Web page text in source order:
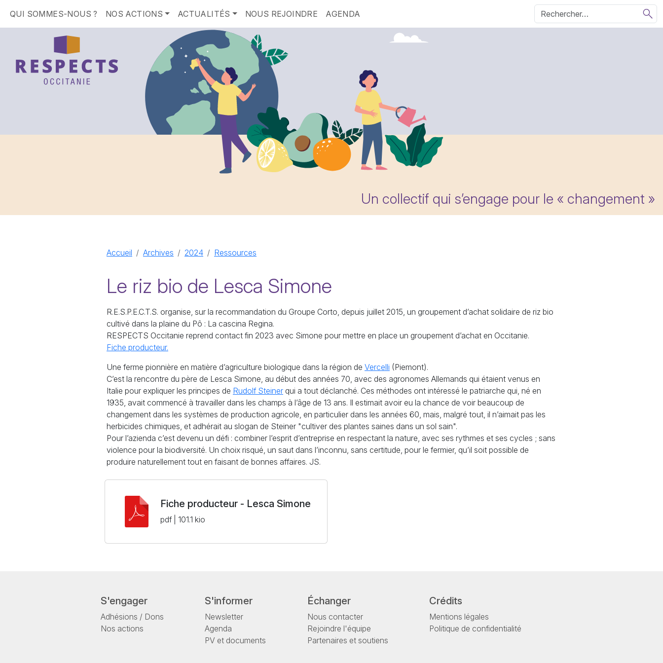
QUI SOMMES-NOUS ? NOS ACTIONS ACTUALITÉS NOUS REJOINDRE AGENDA
Un collectif qui s’engage pour le « changement »
Accueil Archives 2024 Ressources
Le riz bio de Lesca Simone
R.E.S.P.E.C.T.S. organise, sur la recommandation du Groupe Corto, depuis juillet 2015, un groupement d’achat solidaire de riz bio
cultivé dans la plaine du Pô : La cascina Regina.
RESPECTS Occitanie reprend contact fin 2023 avec Simone pour mettre en place un groupement d’achat en Occitanie.
Fiche producteur.
Une ferme pionnière en matière d’agriculture biologique dans la région de Vercelli (Piemont).
C’est la rencontre du père de Lesca Simone, au début des années 70, avec des agronomes Allemands qui étaient venus en
Italie pour expliquer les principes de Rudolf Steiner qui a tout déclanché. Ces méthodes ont intéressé le patriarche qui, né en
1935, avait commencé à travailler dans les champs à l’âge de 13 ans. Il estimait avoir eu la chance de voir beaucoup de
changement dans les systèmes de production agricole, en particulier dans les années 60, mais, malgré tout, il n’aimait pas les
herbicides chimiques, et adhérait au slogan de Steiner "cultiver des plantes saines dans un sol sain".
Pour l’azienda c’est devenu un défi : combiner l’esprit d’entreprise en respectant la nature, avec ses rythmes et ses cycles ; sans
violence pour la biodiversité. Un choix risqué, un saut dans l’inconnu, sans certitude, pour le fermier, qu’il soit possible de
produire naturellement tout en faisant de bonnes affaires. JS.
Fiche producteur - Lesca Simone
pdf | 101.1 kio
S'engager
Adhésions / Dons
Nos actions
S'informer
Newsletter
Agenda
PV et documents
Échanger
Nous contacter
Rejoindre l'équipe
Partenaires et soutiens
Crédits
Mentions légales
Politique de confidentialité